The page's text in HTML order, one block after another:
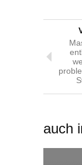
auch